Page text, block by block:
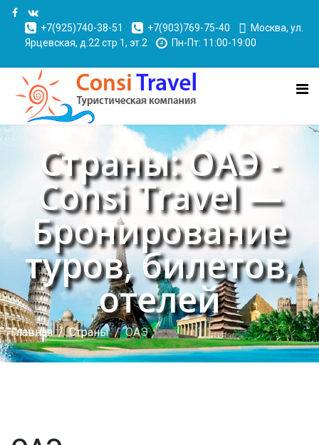
+7(925)740-38-51 +7(903)769-75-40
Москва, ул.
Ярцевская, д.22 стр 1, эт.2
Пн-Пт: 11:00-19:00
Страны: ОАЭ -
Consi Travel —
Бронирование
туров, билетов,
отелей
Главная Страны ОАЭ